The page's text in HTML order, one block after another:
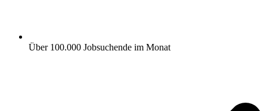
Über 100.000 Jobsuchende im Monat